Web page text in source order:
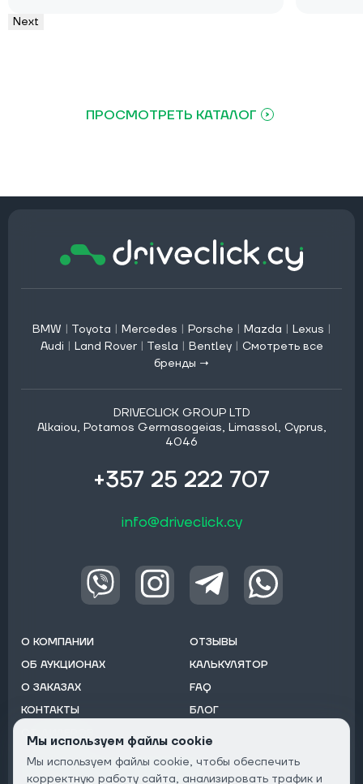
Next
ПРОСМОТРЕТЬ КАТАЛОГ
BMW | Toyota | Mercedes | Porsche | Mazda | Lexus |
Audi | Land Rover | Tesla | Bentley | Смотреть все
бренды →
DRIVECLICK GROUP LTD
Alkaiou, Potamos Germasogeias, Limassol, Cyprus,
4046
+357 25 222 707
info@driveclick.cy
О КОМПАНИИ
ОБ АУКЦИОНАХ
О ЗАКАЗАХ
КОНТАКТЫ
ОТЗЫВЫ
КАЛЬКУЛЯТОР
FAQ
БЛОГ
Подписаться на рассылку:
Мы используем файлы cookie
Мы используем файлы cookie, чтобы обеспечить
корректную работу сайта, анализировать трафик и